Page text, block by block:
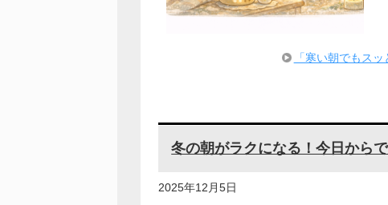
「寒い朝でもス
冬の朝がラクになる！今日から
2025年12月5日